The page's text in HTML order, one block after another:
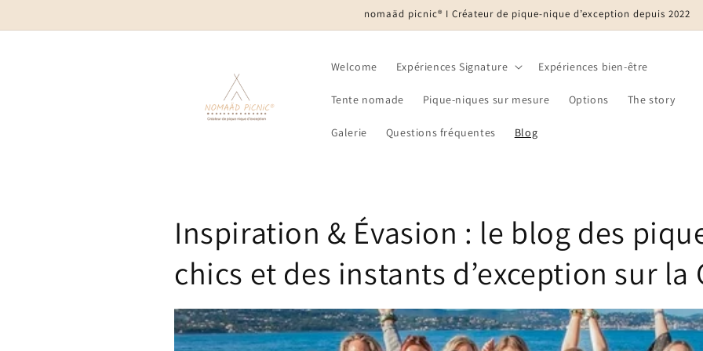
nomaäd picnic® I Créateur de pique-nique d’exception depuis 2022
Welcome Expériences Signature Expériences bien-être
Tente nomade Pique-niques sur mesure Options The story
Galerie Questions fréquentes Blog
Inspiration & Évasion : le blog des
chics et des instants d’exception sur la